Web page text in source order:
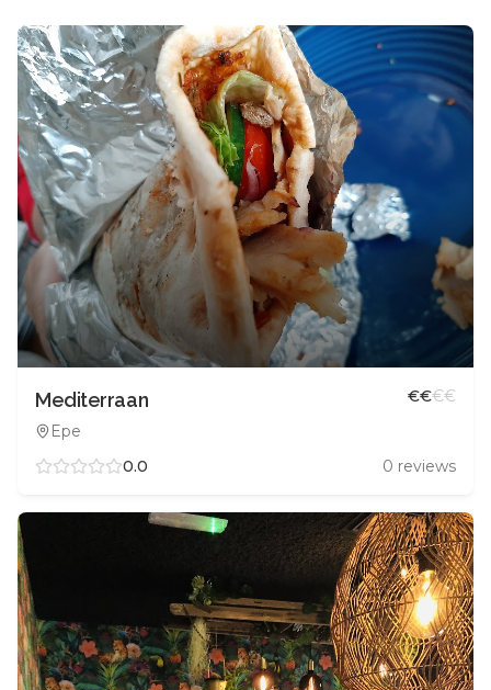
Mediterraan
Epe
€€€€
0.0 0 reviews